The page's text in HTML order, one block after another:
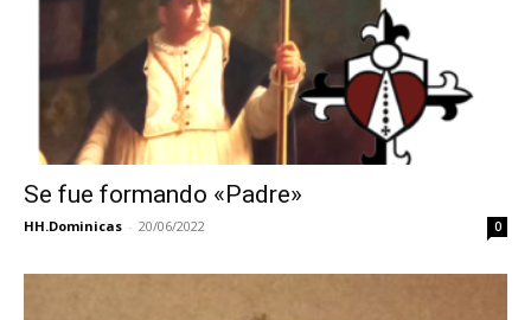
Se fue formando «Padre»
HH.Dominicas - 20/06/2022 0